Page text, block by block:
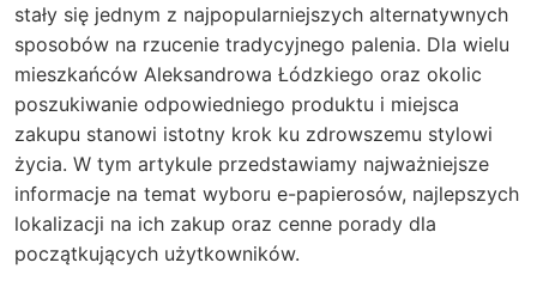
stały się jednym z najpopularniejszych alternatywnych
sposobów na rzucenie tradycyjnego palenia. Dla wielu
mieszkańców Aleksandrowa Łódzkiego oraz okolic
poszukiwanie odpowiedniego produktu i miejsca
zakupu stanowi istotny krok ku zdrowszemu stylowi
życia. W tym artykule przedstawiamy najważniejsze
informacje na temat wyboru e-papierosów, najlepszych
lokalizacji na ich zakup oraz cenne porady dla
początkujących użytkowników.